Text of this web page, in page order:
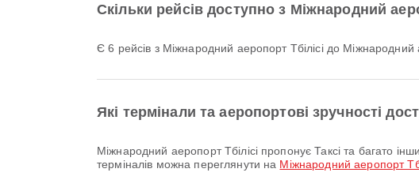
Скільки рейсів доступно з Міжнародний
Є 6 рейсів з Міжнародний аеропорт Тбілісі до
Які термінали та аеропортові зручності
Міжнародний аеропорт Тбілісі пропонує Таксі та багато інших зручностей, щоб зробити вашу поїздку комфортнішою. Детальну інформацію про послуги та схеми
терміналів можна переглянути на Міжнародний аеропорт